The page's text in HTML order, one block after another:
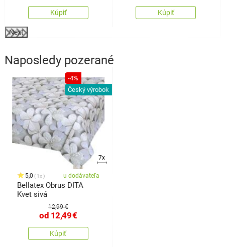
Kúpiť Kúpiť
Next
Naposledy pozerané
-4%
Český výrobok
7x
5,0 1x u dodávateľa
Bellatex Obrus DITA
Kvet sivá
12,99 €
od 12,49€
Kúpiť